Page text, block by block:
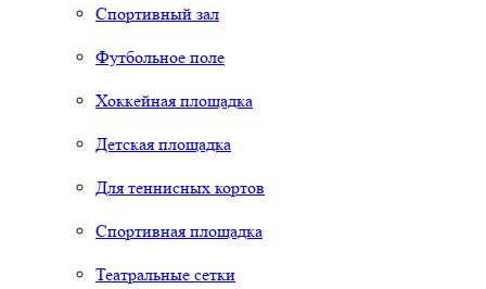
Спортивный зал
Футбольное поле
Хоккейная площадка
Детская площадка
Для теннисных кортов
Спортивная площадка
Театральные сетки